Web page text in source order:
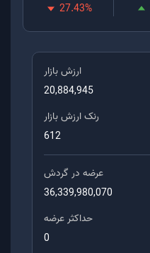
27.43%
ارزش بازار
20,884,945
رنک ارزش بازار
612
عرضه در گردش
36,339,980,070
حداکثر عرضه
0